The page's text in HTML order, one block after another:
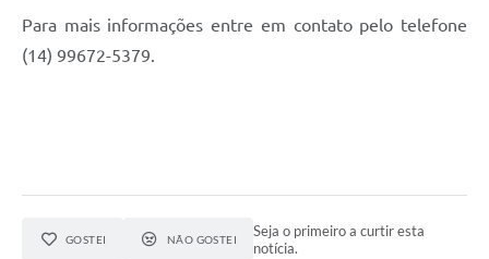
Para mais informações entre em contato pelo telefone
(14) 99672-5379.
GOSTEI NÃO GOSTEI
Seja o primeiro a curtir esta
notícia.